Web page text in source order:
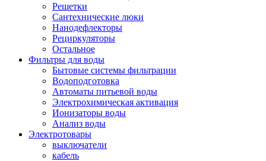
Решетки
Сантехнические люки
Нанодефлекторы
Рециркуляторы
Остальное
Фильтры для воды
Бытовые системы фильтрации
Водоподготовка
Автоматы питьевой воды
Электрохимическая активация
Ионизаторы воды
Анализ воды
Электротовары
выключатели
кабель